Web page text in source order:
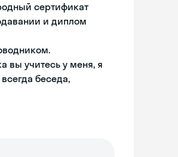
сертификат
и диплом
вы учитесь у меня, я
беседа,